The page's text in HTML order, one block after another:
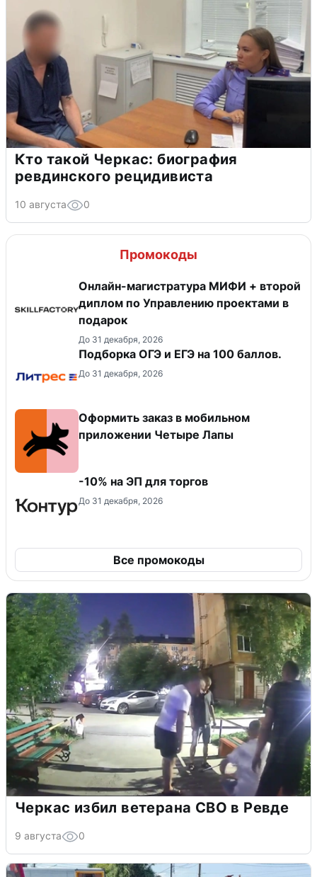
Кто такой Черкас: биография
ревдинского рецидивиста
10 августа 0
Промокоды
Онлайн-магистратура МИФИ + второй
диплом по Управлению проектами в
подарок
До 31 декабря, 2026
Подборка ОГЭ и ЕГЭ на 100 баллов.
До 31 декабря, 2026
Оформить заказ в мобильном
приложении Четыре Лапы
-10% на ЭП для торгов
До 31 декабря, 2026
Все промокоды
Черкас избил ветерана СВО в Ревде
9 августа 0